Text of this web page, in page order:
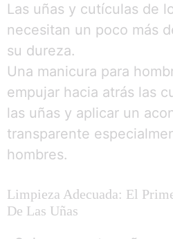
Las uñas y cutículas de
necesitan un poco más
su dureza.
Una manicura para
empujar hacia atrás las
las uñas y aplicar un
transparente
hombres.
Limpieza Adecuada: El
De Las Uñas